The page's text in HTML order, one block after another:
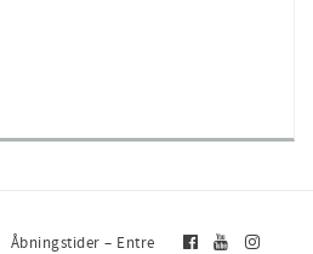
Åbningstider – Entre